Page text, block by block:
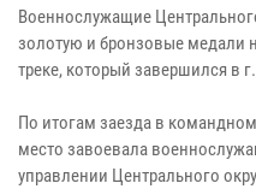
Военнослужащие
золотую и бронзовые медали
треке, который завершился в
По итогам заезда в
место завоевала
управлении Центрального